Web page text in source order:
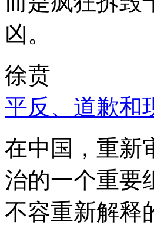
凶。
徐贲
平反、道歉和
在中国，重新
治的一个重要
不容重新解释